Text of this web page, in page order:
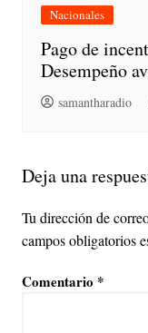
Nacionales
Pago de
Desempeño
samantharadio
Deja una
Tu dirección de
campos obligatorios
Comentario *